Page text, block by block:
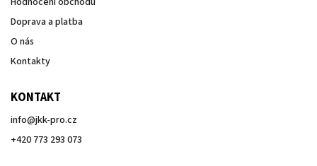
Doprava a platba
O nás
Kontakty
KONTAKT
info@jkk-pro.cz
+420 773 293 073